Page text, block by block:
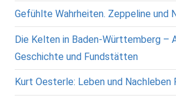
Gefühlte Wahrheiten. Zeppeline und
Die Kelten in Baden-Württemberg –
Geschichte und Fundstätten
Kurt Oesterle: Leben und Nachleben